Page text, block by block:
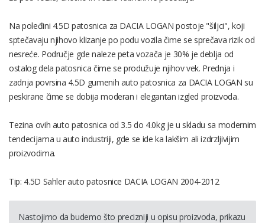
Na poleđini 4.5D patosnica za DACIA LOGAN postoje "šiljci", koji
sptečavaju njihovo klizanje po podu vozila čime se sprečava rizik od
nesreće. Područje gde naleze peta vozača je 30% je deblja od
ostalog dela patosnica čime se produžuje njihov vek. Prednja i
zadnja povrsina 4.5D gumenih auto patosnica za DACIA LOGAN su
peskirane čime se dobija moderan i elegantan izgled proizvoda.
Tezina ovih auto patosnica od 3.5 do 4.0kg je u skladu sa modernim
tendecijama u auto industriji, gde se ide ka lakšim ali izdrzljivijim
proizvodima.
Tip: 4.5D Sahler auto patosnice DACIA LOGAN 2004-2012
Nastojimo da budemo što precizniji u opisu proizvoda, prikazu